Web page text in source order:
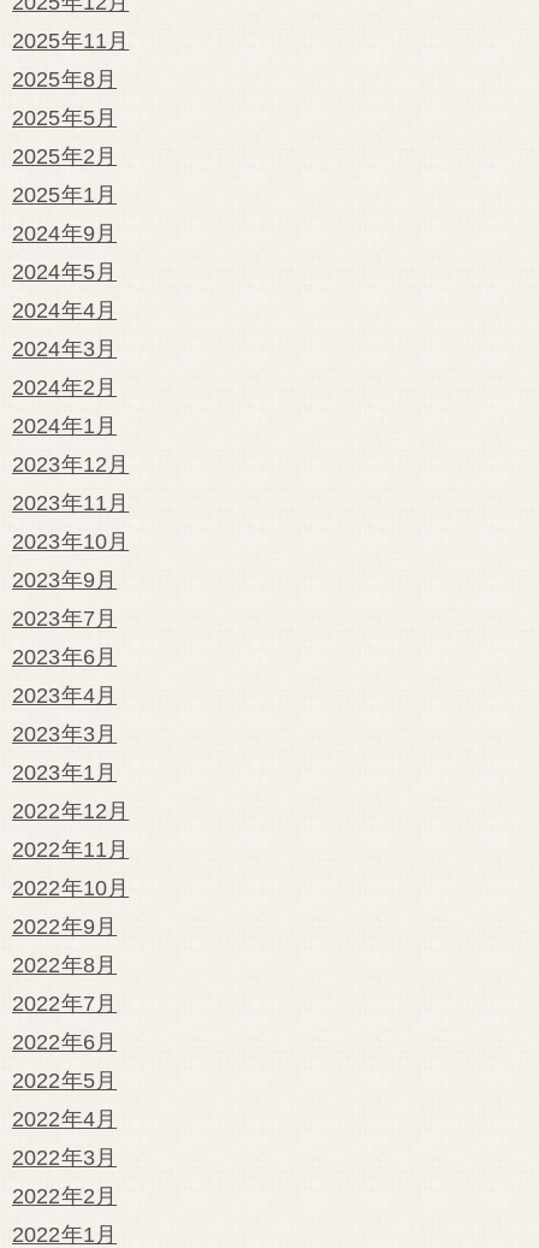
2025年11月
2025年8月
2025年5月
2025年2月
2025年1月
2024年9月
2024年5月
2024年4月
2024年3月
2024年2月
2024年1月
2023年12月
2023年11月
2023年10月
2023年9月
2023年7月
2023年6月
2023年4月
2023年3月
2023年1月
2022年12月
2022年11月
2022年10月
2022年9月
2022年8月
2022年7月
2022年6月
2022年5月
2022年4月
2022年3月
2022年2月
2022年1月